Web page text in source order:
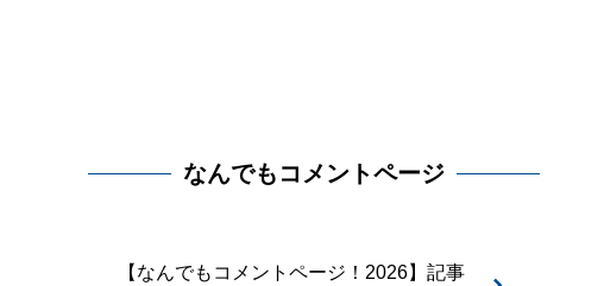
なんでもコメントページ
【なんでもコメントページ！2026】記事